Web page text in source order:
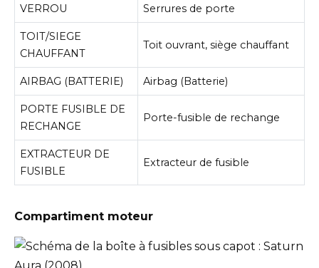
VERROU Serrures de porte
TOIT/SIEGE
CHAUFFANT
Toit ouvrant, siège chauffant
AIRBAG (BATTERIE) Airbag (Batterie)
PORTE FUSIBLE DE
RECHANGE
Porte-fusible de rechange
EXTRACTEUR DE
FUSIBLE
Extracteur de fusible
Compartiment moteur